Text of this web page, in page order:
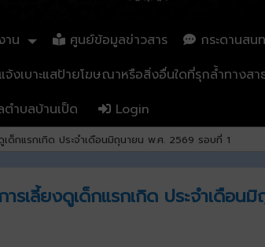
าน ศูนย์ข้อมูลข่าวสาร กระดานสน
งเบาะแสป้ายโฆษณาหรือสิ่งอื่นใดที่รุกล้ำทางส
ำบลบ้านเป็ด Login
ด็กแรกเกิด ประจำเดือนมิถุนายน พ.ศ. 2569 รอบที่ 1
รเลี้ยงดูเด็กแรกเกิด ประจำเดือน